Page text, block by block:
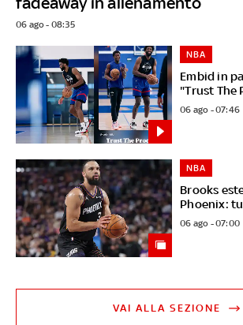
06 ago - 08:35
Embid in
"Trust The
NBA
06 ago - 07:46
Brooks
Phoenix:
NBA
06 ago - 07:00
VAI ALLA SEZIONE